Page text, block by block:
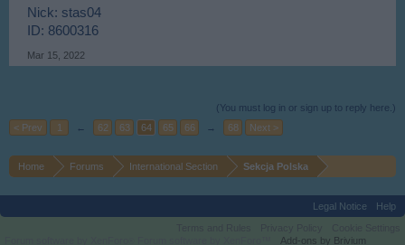
Nick: stas04
ID: 8600316
Mar 15, 2022
(You must log in or sign up to reply here.)
< Prev
1 ← 62 63 64 65 66 → 68 Next >
Home Forums International Section Sekcja Polska
Legal Notice
Help
Add-ons by Brivium